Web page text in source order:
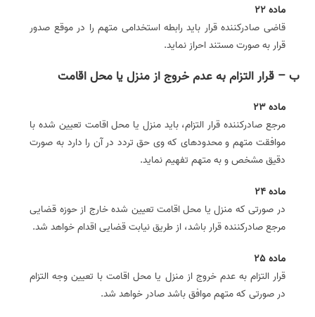
ماده 22
قاضی صادرکننده قرار باید رابطه استخدامی متهم را در موقع صدور
قرار به صورت مستند احراز نماید.
ب – قرار التزام به عدم خروج از منزل یا محل اقامت
ماده 23
مرجع صادر‌کننده قرار التزام، باید منزل یا محل اقامت تعیین شده با
موافقت متهم و محدوده­ای که وی حق تردد در آن را دارد به صورت
دقیق مشخص و به متهم تفهیم نماید.
ماده 24
در صورتی که منزل یا محل اقامت تعیین شده خارج از حوزه قضایی
مرجع صادر‌کننده قرار باشد، از طریق نیابت قضایی اقدام خواهد شد.
ماده 25
قرار التزام به عدم خروج از منزل یا محل اقامت با تعیین وجه التزام
در صورتی که متهم موافق باشد صادر خواهد شد.